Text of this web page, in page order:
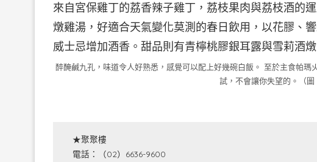
醉醃鹹九孔，味道令人好熟悉，感覺可以配上好幾碗白飯。 至於主食帕
試，不會讓你失望的。（圖
★聚聚樓
電話：（02）6636-9600